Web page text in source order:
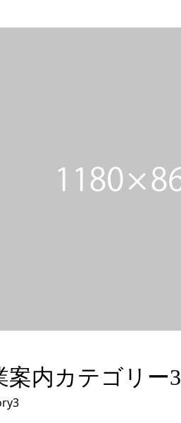
案内カテゴリー3